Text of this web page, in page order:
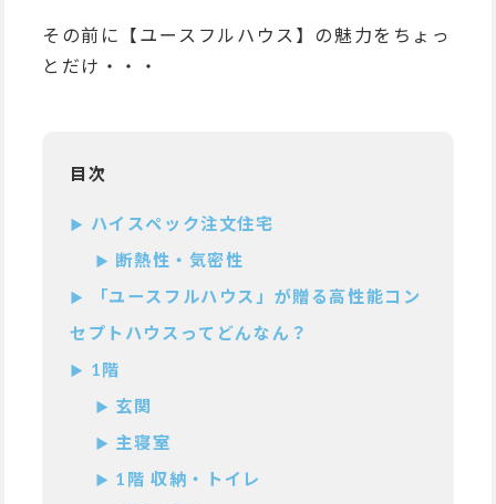
その前に【ユースフルハウス】の魅力をちょっ
とだけ・・・
目次
ハイスペック注文住宅
断熱性・気密性
「ユースフルハウス」が贈る高性能コン
セプトハウスってどんなん？
1階
玄関
主寝室
1階 収納・トイレ